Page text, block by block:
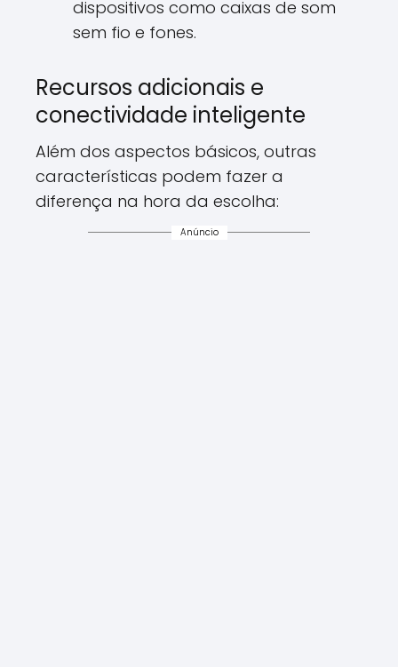
dispositivos como caixas de som
sem fio e fones.
Recursos adicionais e
conectividade inteligente
Além dos aspectos básicos, outras
características podem fazer a
diferença na hora da escolha:
Anúncio